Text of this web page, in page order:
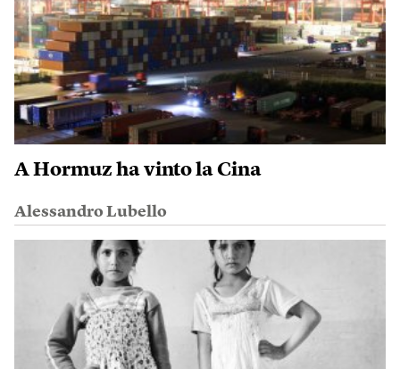
A Hormuz ha vinto la Cina
Alessandro Lubello